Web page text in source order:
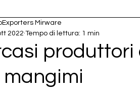
d'appalto e Subforniture
mangimi
Mirware
2022 Tempo di lettura: 1 min